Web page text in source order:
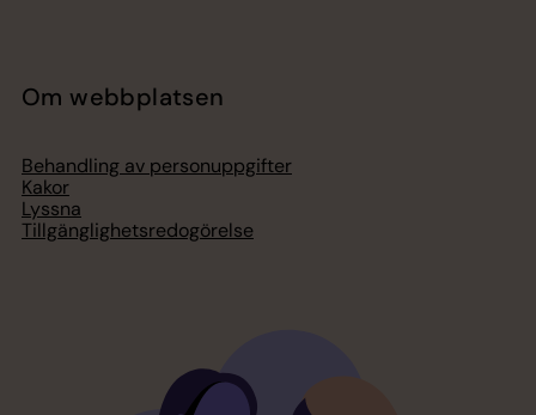
Om webbplatsen
Behandling av personuppgifter
Kakor
Lyssna
Tillgänglighetsredogörelse